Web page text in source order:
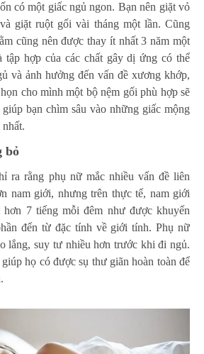
có một giấc ngủ ngon. Bạn nên giặt vỏ
giặt ruột gối vài tháng một lần. Cũng
cũng nên được thay ít nhất 3 năm một
tập hợp của các chất gây dị ứng có thể
và ảnh hưởng đến vấn đề xương khớp,
cho mình một bộ nệm gối phù hợp sẽ
bạn chìm sâu vào những giấc mộng
bỏ
ra rằng phụ nữ mắc nhiều vấn đề liên
nam giới, nhưng trên thực tế, nam giới
7 tiếng mỗi đêm như được khuyến
đến từ đặc tính về giới tính. Phụ nữ
lắng, suy tư nhiều hơn trước khi đi ngủ.
họ có được sụ thư giãn hoàn toàn để